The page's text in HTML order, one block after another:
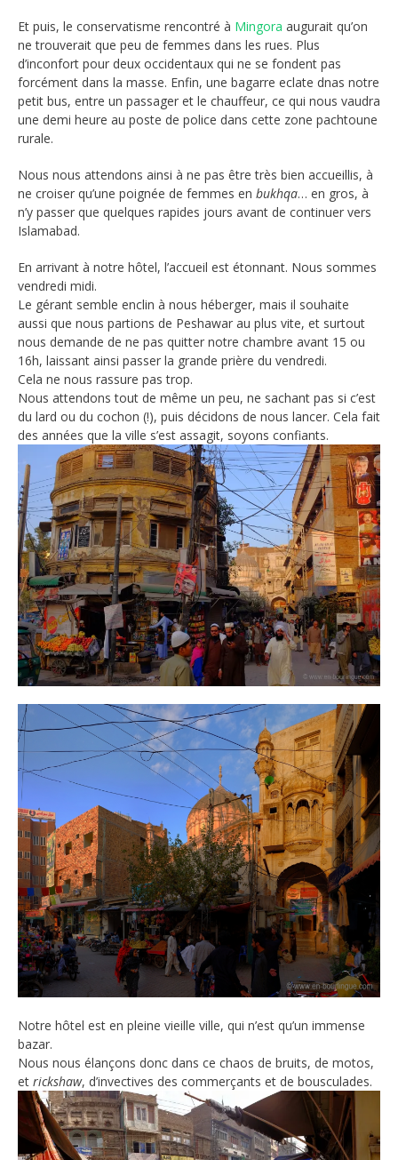
Et puis, le conservatisme rencontré à Mingora augurait qu’on
ne trouverait que peu de femmes dans les rues. Plus
d’inconfort pour deux occidentaux qui ne se fondent pas
forcément dans la masse. Enfin, une bagarre eclate dnas notre
petit bus, entre un passager et le chauffeur, ce qui nous vaudra
une demi heure au poste de police dans cette zone pachtoune
rurale.
Nous nous attendons ainsi à ne pas être très bien accueillis, à
ne croiser qu’une poignée de femmes en bukhqa… en gros, à
n’y passer que quelques rapides jours avant de continuer vers
Islamabad.
En arrivant à notre hôtel, l’accueil est étonnant. Nous sommes
vendredi midi.
Le gérant semble enclin à nous héberger, mais il souhaite
aussi que nous partions de Peshawar au plus vite, et surtout
nous demande de ne pas quitter notre chambre avant 15 ou
16h, laissant ainsi passer la grande prière du vendredi.
Cela ne nous rassure pas trop.
Nous attendons tout de même un peu, ne sachant pas si c’est
du lard ou du cochon (!), puis décidons de nous lancer. Cela fait
des années que la ville s’est assagit, soyons confiants.
Notre hôtel est en pleine vieille ville, qui n’est qu’un immense
bazar.
Nous nous élançons donc dans ce chaos de bruits, de motos,
et rickshaw, d’invectives des commerçants et de bousculades.